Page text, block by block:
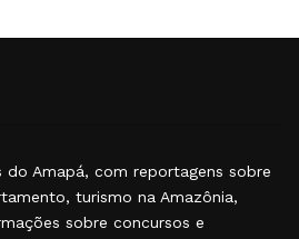
Amapá, com reportagens sobre
turismo na Amazônia,
sobre concursos e